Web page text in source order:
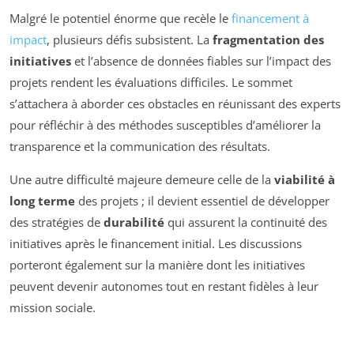
Malgré le potentiel énorme que recèle le financement à
impact, plusieurs défis subsistent. La fragmentation des
initiatives et l’absence de données fiables sur l’impact des
projets rendent les évaluations difficiles. Le sommet
s’attachera à aborder ces obstacles en réunissant des experts
pour réfléchir à des méthodes susceptibles d’améliorer la
transparence et la communication des résultats.
Une autre difficulté majeure demeure celle de la viabilité à
long terme des projets ; il devient essentiel de développer
des stratégies de durabilité qui assurent la continuité des
initiatives après le financement initial. Les discussions
porteront également sur la manière dont les initiatives
peuvent devenir autonomes tout en restant fidèles à leur
mission sociale.